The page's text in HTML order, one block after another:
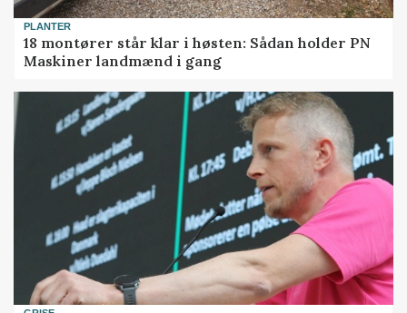
PLANTER
18 montører står klar i høsten: Sådan holder PN
Maskiner landmænd i gang